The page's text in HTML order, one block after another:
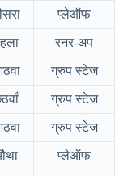
प्लेऑफ
रनर-अप
ग्रुप स्टेज
ग्रुप स्टेज
ग्रुप स्टेज
प्लेऑफ